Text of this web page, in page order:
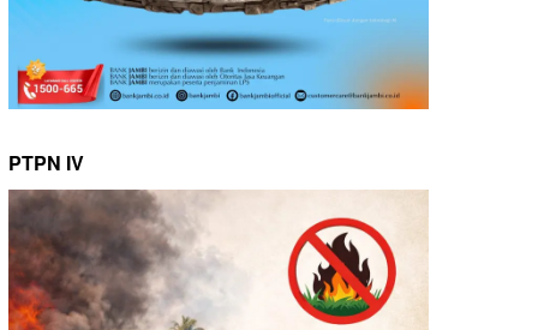
PTPN IV